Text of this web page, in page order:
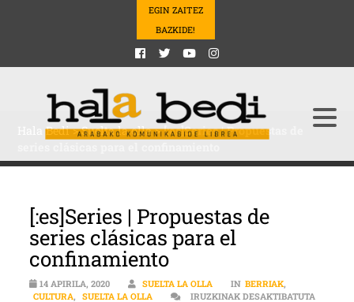
EGIN ZAITEZ
BAZKIDE!
Hala Bedi>Suelta la olla>[:es]Series | Propuestas de
[:es]Series | Propuestas de
series clásicas para el
confinamiento
14 APIRILA, 2020 SUELTA LA OLLA IN BERRIAK,
CULTURA, SUELTA LA OLLA
IRUZKINAK DESAKTIBATUTA